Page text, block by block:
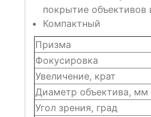
покрытие объективов
Компактный
Призма
Фокусировка
Увеличение, крат
Диаметр объектива, мм
Угол зрения, град